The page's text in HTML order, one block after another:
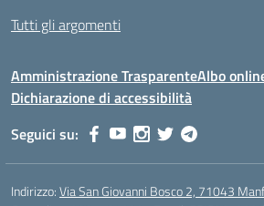
Tutti gli argomenti
Amministrazione TrasparenteAlbo
Dichiarazione di accessibilità
Seguici su:
Indirizzo:Via San Giovanni Bosco 2, 71043